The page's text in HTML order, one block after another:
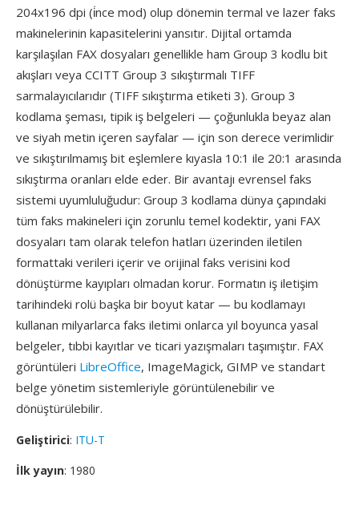
204x196 dpi (i̇nce mod) olup dönemin termal ve lazer faks
makinelerinin kapasitelerini yansıtır. Dijital ortamda
karşılaşılan FAX dosyaları genellikle ham Group 3 kodlu bit
akışları veya CCITT Group 3 sıkıştırmalı TIFF
sarmalayıcılarıdır (TIFF sıkıştırma etiketi 3). Group 3
kodlama şeması, tipik iş belgeleri — çoğunlukla beyaz alan
ve siyah metin içeren sayfalar — için son derece verimlidir
ve sıkıştırılmamış bit eşlemlere kıyasla 10:1 ile 20:1 arasında
sıkıştırma oranları elde eder. Bir avantajı evrensel faks
sistemi uyumluluğudur: Group 3 kodlama dünya çapındaki
tüm faks makineleri için zorunlu temel kodektir, yani FAX
dosyaları tam olarak telefon hatları üzerinden iletilen
formattaki verileri içerir ve orijinal faks verisini kod
dönüştürme kayıpları olmadan korur. Formatın iş iletişim
tarihindeki rolü başka bir boyut katar — bu kodlamayı
kullanan milyarlarca faks iletimi onlarca yıl boyunca yasal
belgeler, tıbbi kayıtlar ve ticari yazışmaları taşımıştır. FAX
görüntüleri LibreOffice, ImageMagick, GIMP ve standart
belge yönetim sistemleriyle görüntülenebilir ve
dönüştürülebilir.
Geliştirici: ITU-T
İlk yayın: 1980